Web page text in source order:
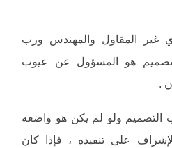
غير المقاول والمهندس ورب
التصميم هو المسؤول عن عيوب
.
ولو لم يكن هو واضعه
على تنفيذه ، فإذا كان